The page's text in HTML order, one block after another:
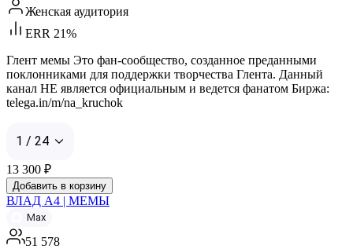
Женская аудитория
ERR 21%
Глент мемы Это фан-сообщество, созданное преданными
поклонниками для поддержки творчества Глента. Данный
канал НЕ является официальным и ведется фанатом Биржа:
telega.in/m/na_kruchok
1 / 24
13 300 ₽
Добавить в корзину
ВЛАД А4 | МЕМЫ
Max
51 578